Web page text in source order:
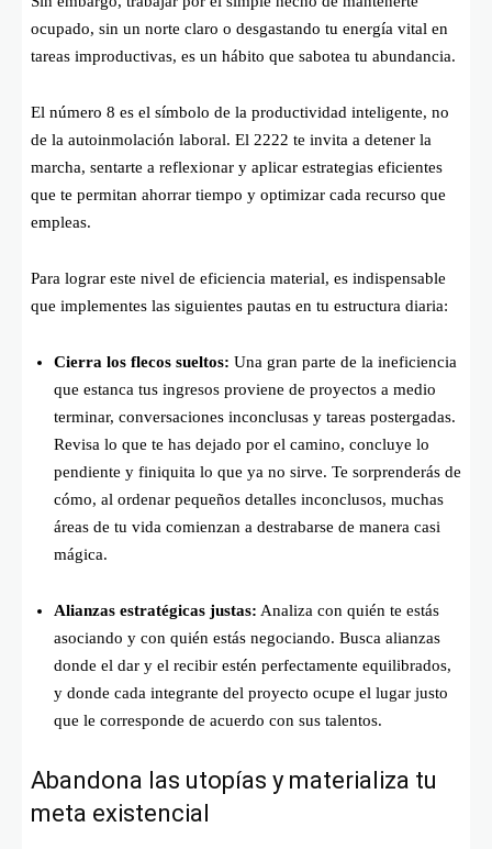
ocupado, sin un norte claro o desgastando tu energía vital en
tareas improductivas, es un hábito que sabotea tu abundancia.
El número 8 es el símbolo de la productividad inteligente, no
de la autoinmolación laboral. El 2222 te invita a detener la
marcha, sentarte a reflexionar y aplicar estrategias eficientes
que te permitan ahorrar tiempo y optimizar cada recurso que
empleas.
Para lograr este nivel de eficiencia material, es indispensable
que implementes las siguientes pautas en tu estructura diaria:
Cierra los flecos sueltos: Una gran parte de la ineficiencia
que estanca tus ingresos proviene de proyectos a medio
terminar, conversaciones inconclusas y tareas postergadas.
Revisa lo que te has dejado por el camino, concluye lo
pendiente y finiquita lo que ya no sirve. Te sorprenderás de
cómo, al ordenar pequeños detalles inconclusos, muchas
áreas de tu vida comienzan a destrabarse de manera casi
mágica.
Alianzas estratégicas justas: Analiza con quién te estás
asociando y con quién estás negociando. Busca alianzas
donde el dar y el recibir estén perfectamente equilibrados,
y donde cada integrante del proyecto ocupe el lugar justo
que le corresponde de acuerdo con sus talentos.
Abandona las utopías y materializa tu
meta existencial